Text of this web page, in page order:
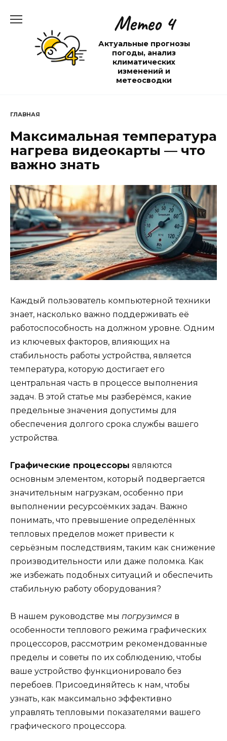
содержанию
Метео 4
Актуальные прогнозы
погоды, анализ
климатических
изменений и
метеосводки
ГЛАВНАЯ
Максимальная температура
нагрева видеокарты — что
важно знать
Каждый пользователь компьютерной техники
знает, насколько важно поддерживать её
работоспособность на должном уровне. Одним
из ключевых факторов, влияющих на
стабильность работы устройства, является
температура, которую достигает его
центральная часть в процессе выполнения
задач. В этой статье мы разберёмся, какие
предельные значения допустимы для
обеспечения долгого срока службы вашего
устройства.
Графические процессоры являются
основным элементом, который подвергается
значительным нагрузкам, особенно при
выполнении ресурсоёмких задач. Важно
понимать, что превышение определённых
тепловых пределов может привести к
серьёзным последствиям, таким как снижение
производительности или даже поломка. Как
же избежать подобных ситуаций и обеспечить
стабильную работу оборудования?
В нашем руководстве мы погрузимся в
особенности теплового режима графических
процессоров, рассмотрим рекомендованные
пределы и советы по их соблюдению, чтобы
ваше устройство функционировало без
перебоев. Присоединяйтесь к нам, чтобы
узнать, как максимально эффективно
управлять тепловыми показателями вашего
графического процессора.